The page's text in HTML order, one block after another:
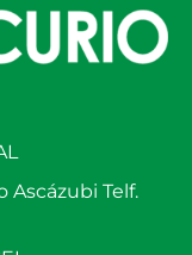
Ascázubi Telf.